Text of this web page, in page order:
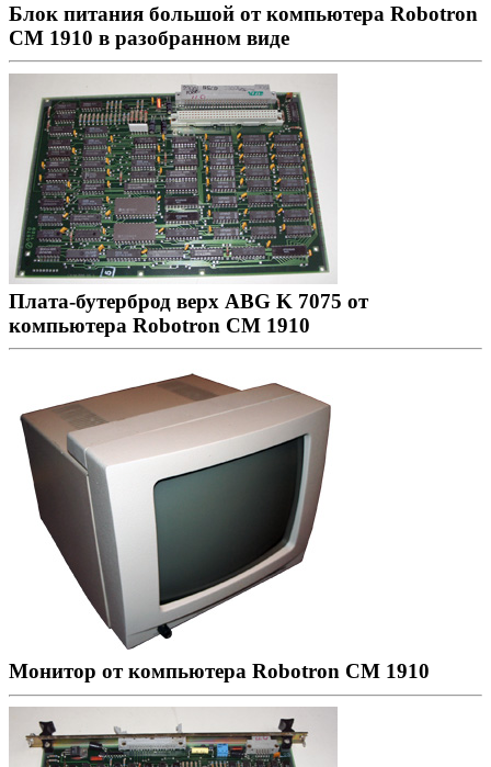
Блок питания большой от компьютера Robotron
CM 1910 в разобранном виде
Плата-бутерброд верх ABG K 7075 от
компьютера Robotron CM 1910
Монитор от компьютера Robotron CM 1910